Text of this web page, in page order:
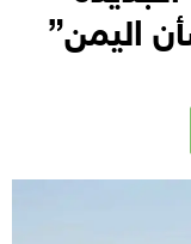
اليمن”